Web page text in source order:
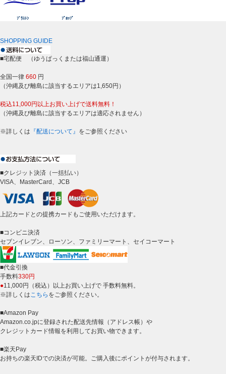
ﾌﾞﾗｽﾄﾝ ﾌﾟﾛｯﾌﾟ
SHOPPING GUIDE
■宅配便 （ゆうぱっくまたは福山通運）
全国一律 660 円
（沖縄及び離島に該当するエリアは1,650円）
税込11,000円以上お買い上げで送料無料！
（沖縄及び離島に該当するエリアは適応されません）
※詳しくは 『配送について』 をご参照ください
■クレジット決済（一括払い）
VISA、MasterCard、JCB
上記カードとの提携カードもご使用いただけます。
■コンビニ決済
セブンイレブン、ローソン、ファミリーマート、セイコーマート
■代金引換
手数料330円
●11,000円（税込）以上お買い上げで 手数料無料。
※詳しくは こちら をご参照ください。
■Amazon Pay
Amazon.co.jpに登録された配送先情報（アドレス帳）や
クレジットカード情報を利用してお買い物できます。
■楽天Pay
お持ちの楽天IDでの決済が可能。ご購入後にポイントが付与されます。